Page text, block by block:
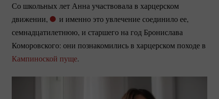
Со школьных лет Анна участвовала в харцерском
движении,
и именно это увлечение соединило ее,
семнадцатилетнюю, и старшего на год Бронислава
Коморовского: они познакомились в харцерском походе в
Кампиноской пуще.